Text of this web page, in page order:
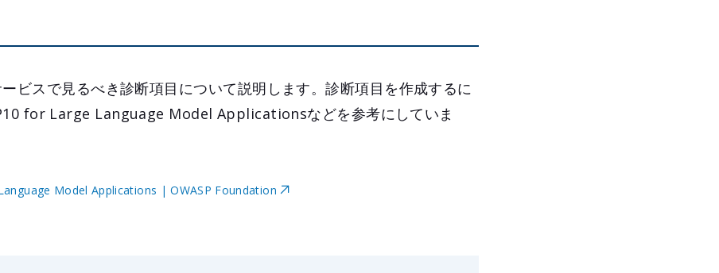
ビスで見るべき診断項目について説明します。診断項目を作成するに
for Large Language Model Applicationsなどを参考にしていま
Model Applications | OWASP Foundation